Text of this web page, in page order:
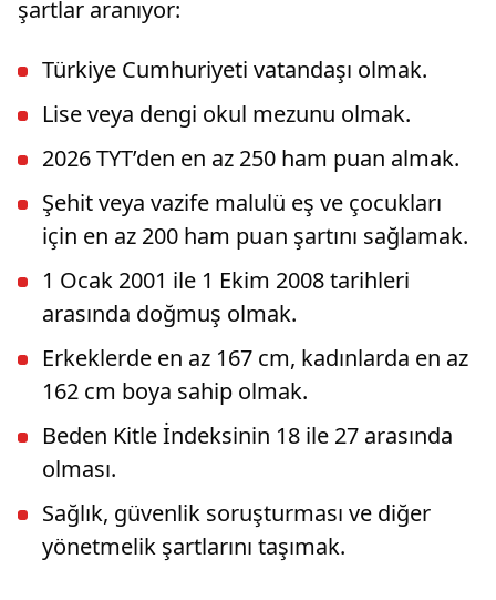
şartlar aranıyor:
Türkiye Cumhuriyeti vatandaşı olmak.
Lise veya dengi okul mezunu olmak.
2026 TYT’den en az 250 ham puan almak.
Şehit veya vazife malulü eş ve çocukları
için en az 200 ham puan şartını sağlamak.
1 Ocak 2001 ile 1 Ekim 2008 tarihleri
arasında doğmuş olmak.
Erkeklerde en az 167 cm, kadınlarda en az
162 cm boya sahip olmak.
Beden Kitle İndeksinin 18 ile 27 arasında
olması.
Sağlık, güvenlik soruşturması ve diğer
yönetmelik şartlarını taşımak.